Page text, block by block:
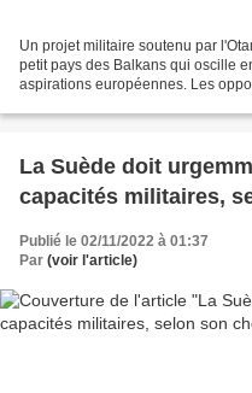
Un projet militaire soutenu par
petit pays des Balkans qui oscille
aspirations européennes. Les
La Suède doit
capacités militaires,
Publié le 02/11/2022 à 01:37
Par (voir l'article)